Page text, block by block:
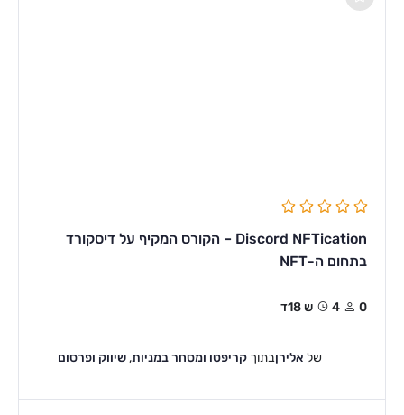
Discord NFTication – הקורס המקיף על דיסקורד
בתחום ה-NFT
0 4ש 18ד
של אלירןבתוך קריפטו ומסחר במניות,שיווק ופרסום